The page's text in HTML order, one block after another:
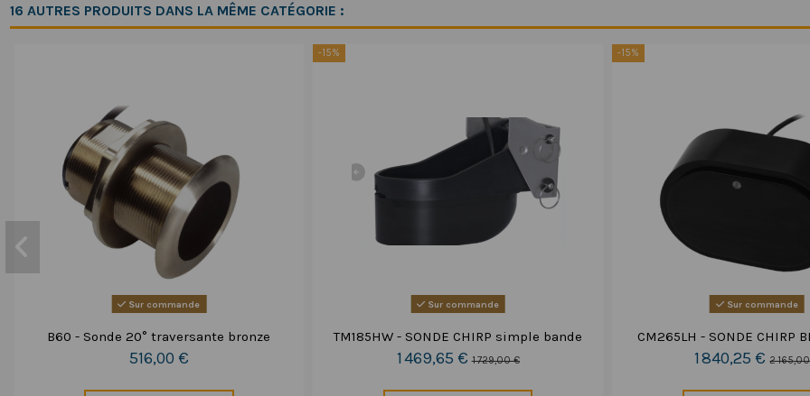
16 AUTRES PRODUITS DANS LA MÊME CATÉGORIE :
Sur commande
B60 - Sonde 20° traversante bronze
516,00 €
-15%
Sur commande
TM185HW - SONDE CHIRP simple bande
1 469,65 €1 729,00 €
-15%
Sur commande
CM265LH - SONDE CHIRP
1 840,25 €2